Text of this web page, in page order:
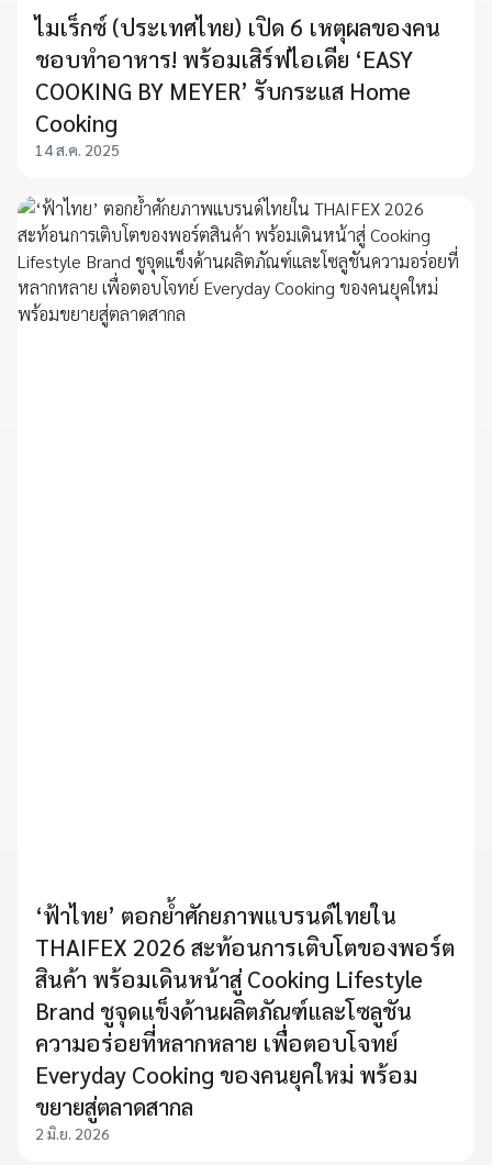
ไมเร็กซ์ (ประเทศไทย) เปิด 6 เหตุผลของคน
ชอบทำอาหาร! พร้อมเสิร์ฟไอเดีย ‘EASY
COOKING BY MEYER’ รับกระแส Home
Cooking
14 ส.ค. 2025
‘ฟ้าไทย’ ตอกย้ำศักยภาพแบรนด์ไทยใน
THAIFEX 2026 สะท้อนการเติบโตของพอร์ต
สินค้า พร้อมเดินหน้าสู่ Cooking Lifestyle
Brand ชูจุดแข็งด้านผลิตภัณฑ์และโซลูชัน
ความอร่อยที่หลากหลาย เพื่อตอบโจทย์
Everyday Cooking ของคนยุคใหม่ พร้อม
ขยายสู่ตลาดสากล
2 มิ.ย. 2026